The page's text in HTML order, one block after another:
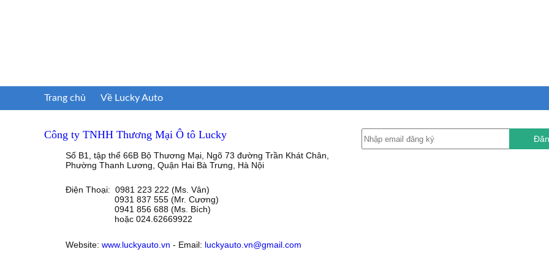
Trang chủ Về Lucky Auto
Công ty TNHH Thương Mại Ô tô Lucky
Số B1, tập thể 66B Bộ Thương Mại, Ngõ 73 đường Trần Khát Chân,
Phường Thanh Lương, Quận Hai Bà Trưng, Hà Nội
Điện Thoại: 0981 223 222 (Ms. Vân)
0931 837 555 (Mr. Cương)
0941 856 688 (Ms. Bích)
hoặc 024.62669922
Website: www.luckyauto.vn - Email: luckyauto.vn@gmail.com